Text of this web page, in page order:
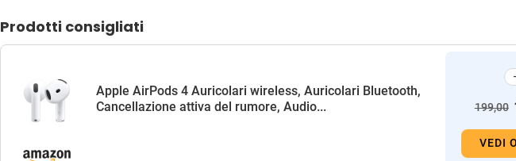
Prodotti consigliati
Apple AirPods 4 Auricolari wireless, Auricolari Bluetooth,
Cancellazione attiva del rumore, Audio...
199,00
VEDI